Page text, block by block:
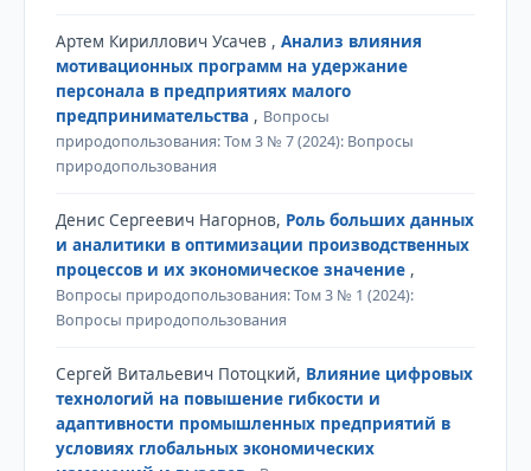
Артем Кириллович Усачев , Анализ влияния
мотивационных программ на удержание
персонала в предприятиях малого
предпринимательства , Вопросы
природопользования: Том 3 № 7 (2024): Вопросы
природопользования
Денис Сергеевич Нагорнов, Роль больших данных
и аналитики в оптимизации производственных
процессов и их экономическое значение ,
Вопросы природопользования: Том 3 № 1 (2024):
Вопросы природопользования
Сергей Витальевич Потоцкий, Влияние цифровых
технологий на повышение гибкости и
адаптивности промышленных предприятий в
условиях глобальных экономических